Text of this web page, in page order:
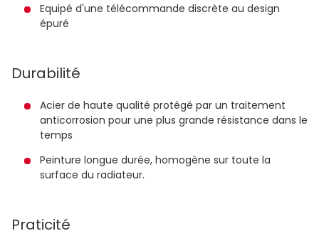
Equipé d'une télécommande discrète au design
épuré
Durabilité
Acier de haute qualité protégé par un traitement
anticorrosion pour une plus grande résistance dans le
temps
Peinture longue durée, homogène sur toute la
surface du radiateur.
Praticité